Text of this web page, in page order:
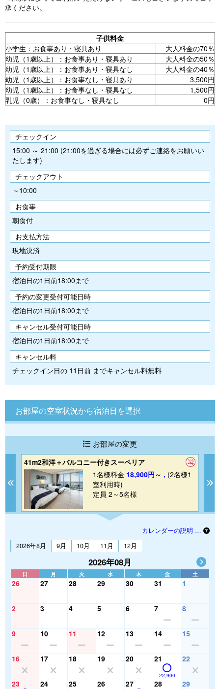
承ください。
子供料金
小学生：お食事あり・寝具あり
大人料金の70％
幼児（1歳以上）：お食事あり・寝具あり
大人料金の50％
幼児（1歳以上）：お食事あり・寝具なし
大人料金の40％
幼児（1歳以上）：お食事なし・寝具あり
3,500円
幼児（1歳以上）：お食事なし・寝具なし
1,500円
乳児（0歳）：お食事なし・寝具なし
0円
チェックイン
15:00 ～ 21:00 (21:00を過ぎる場合には必ずご連絡をお願いい
たします)
チェックアウト
～10:00
お食事
朝食付
お支払方法
現地決済
予約受付期限
宿泊日の1日前18:00まで
予約の変更受付可能日時
宿泊日の1日前18:00まで
キャンセル受付可能日時
宿泊日の1日前18:00まで
キャンセル料
チェックイン日の 11日前 までキャンセル料無料
お部屋の空室状況から宿泊日を選択
お部屋の変更
Previous
41m2和洋＋バルコニー付きスーペリア
1名様料金 18,900円～ , (2名様1
室利用時)
定員 2～5名様
カレンダーの説明 …
2026年8月
9月 10月 11月 12月
2026年08月
日 月 火 水 木 金 土
26 27 28 29 30 31 1
2 3 4 5 6 7 8
9 10 11 12 13 14 15
16 17 18 19 20 21
22,900
22
23 24 25 26 27 28 29